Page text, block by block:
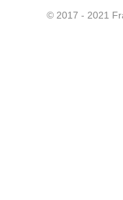
© 2017 - 2021